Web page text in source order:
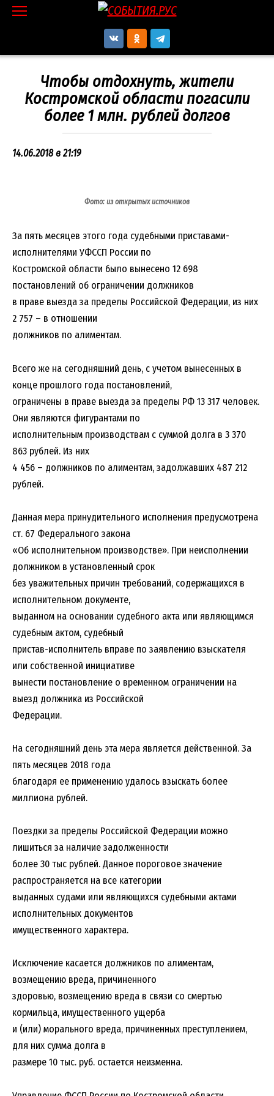
Перейти
Чтобы отдохнуть, жители
Костромской области погасили
более 1 млн. рублей долгов
14.06.2018 в 21:19
Фото: из открытых источников
За пять месяцев этого года судебными приставами-
исполнителями УФССП России по
Костромской области было вынесено 12 698
постановлений об ограничении должников
в праве выезда за пределы Российской Федерации, из них
2 757 – в отношении
должников по алиментам.
Всего же на сегодняшний день, с учетом вынесенных в
конце прошлого года постановлений,
ограничены в праве выезда за пределы РФ 13 317 человек.
Они являются фигурантами по
исполнительным производствам с суммой долга в 3 370
863 рублей. Из них
4 456 – должников по алиментам, задолжавших 487 212
рублей.
Данная мера принудительного исполнения предусмотрена
ст. 67 Федерального закона
«Об исполнительном производстве». При неисполнении
должником в установленный срок
без уважительных причин требований, содержащихся в
исполнительном документе,
выданном на основании судебного акта или являющимся
судебным актом, судебный
пристав-исполнитель вправе по заявлению взыскателя
или собственной инициативе
вынести постановление о временном ограничении на
выезд должника из Российской
Федерации.
На сегодняшний день эта мера является действенной. За
пять месяцев 2018 года
благодаря ее применению удалось взыскать более
миллиона рублей.
Поездки за пределы Российской Федерации можно
лишиться за наличие задолженности
более 30 тыс рублей. Данное пороговое значение
распространяется на все категории
выданных судами или являющихся судебными актами
исполнительных документов
имущественного характера.
Исключение касается должников по алиментам,
возмещению вреда, причиненного
здоровью, возмещению вреда в связи со смертью
кормильца, имущественного ущерба
и (или) морального вреда, причиненных преступлением,
для них сумма долга в
размере 10 тыс. руб. остается неизменна.